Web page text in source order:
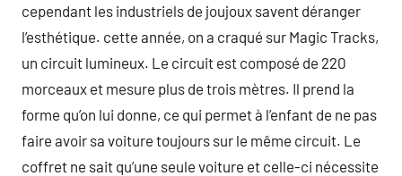
cependant les industriels de joujoux savent déranger
l’esthétique. cette année, on a craqué sur Magic Tracks,
un circuit lumineux. Le circuit est composé de 220
morceaux et mesure plus de trois mètres. Il prend la
forme qu’on lui donne, ce qui permet à l’enfant de ne pas
faire avoir sa voiture toujours sur le même circuit. Le
coffret ne sait qu’une seule voiture et celle-ci nécessite